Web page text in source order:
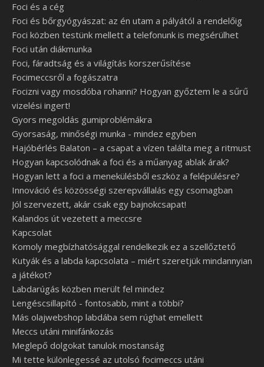
Foci és a cég
Foci és bőrgyógyászat: az én utam a pályától a rendelőig
Foci közben testünk mellett a telefonunk is megsérülhet
Foci után diákmunka
Foci, fáradtság és a világítás korszerűsítése
Focimeccsről a fogászatra
Focizni vagy mosdóba rohanni? Hogyan győztem le a sűrű
vizelési ingert!
Gyors megoldás gumiproblémákra
Gyorsaság, minőségi munka - mindez egyben
Hajóbérlés Balaton – a csapat a vízen találta meg a ritmust
Hogyan kapcsolódnak a foci és a műanyag ablak árak?
Hogyan lett a foci a menekülésből eszköz a felépülésre?
Innováció és közösségi szerepvállalás egy csomagban
Jól szervezett, akár csak egy bajnokcsapat!
Kalandos út vezetett a meccsre
Kapcsolat
Komoly megbízhatósággal rendelkezik ez a szellőztető
Kutyák és a labda kapcsolata – miért szeretjük mindannyian
a játékot?
Labdarúgás közben merült fel mindez
Lengéscsillapító - fontosabb, mint a többi?
Más olajwebshop labdába sem rúghat emellett
Meccs utáni minifánkozás
Meglepő dolgokat tanulok mostanság
Mi tette különlegessé az utolsó focimeccs utáni